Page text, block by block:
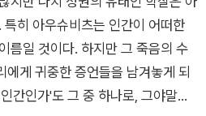
한 삶, 그 어떤 욕구도 충족되지 않
을 위한 투쟁 상태에 놓인 인간이
것이 무엇인지, 후천적으로 습득
위해 만들어낼 수 있는 가장 정확
지금 내가 이렇게 살아 있게 된 것
느꼈던 것 같다. 발버둥치더라도
록산 판이페런의 <아우슈비츠의
창이던, 궁핍하지만 사랑이 넘쳤던
지냈던 두 자매가 시간이 흘러 강제
고 있다.이 책을 거론한 이유는 단
했다. 전쟁물자 생산에 도움이 되지
약자들은 레비의 증언대로 폴란드
모두 가스실로 보내졌다. 아르바이
로 보내진 생존자들의 운명 역시
끊임없이 환기되어야 하고 탐구해
어떤 사람들은, 끊임없는 환기와
는 것 같기도 하다. 그런 광기의 시
때문일까. 하지만 정말 이 시대가
지는 의문을 제기해야 할 것 같다.
히 아우슈비츠는 인간이 어떠한
름일 것이다. 하지만 그 죽음의 수
에게 귀중한 증언들을 남겨놓게 되
간인가'도 그 중 하나로, 그야말로